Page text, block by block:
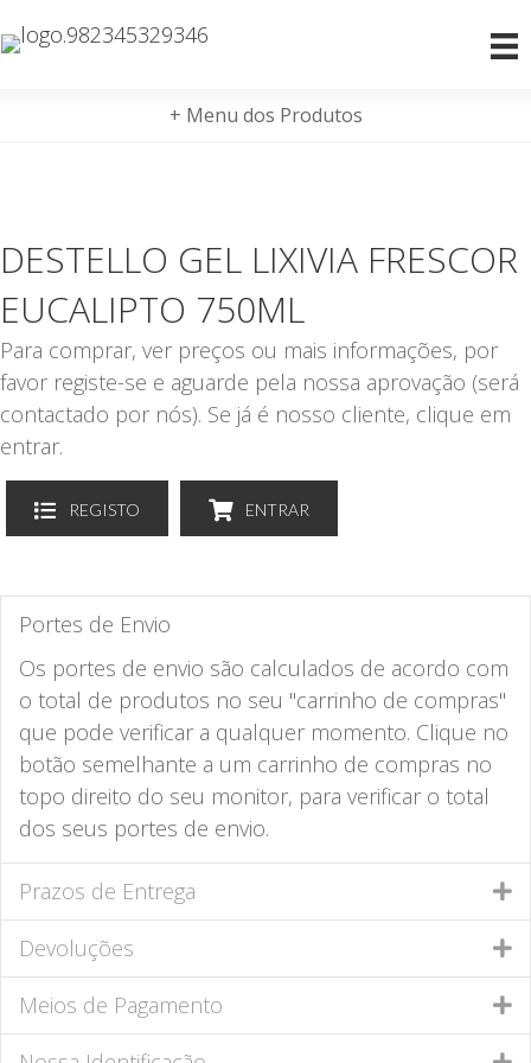
+ Menu dos Produtos
DESTELLO GEL LIXIVIA FRESCOR
EUCALIPTO 750ML
Para comprar, ver preços ou mais informações, por
favor registe-se e aguarde pela nossa aprovação (será
contactado por nós). Se já é nosso cliente, clique em
entrar.
REGISTO ENTRAR
Portes de Envio
Os portes de envio são calculados de acordo com
o total de produtos no seu "carrinho de compras"
que pode verificar a qualquer momento. Clique no
botão semelhante a um carrinho de compras no
topo direito do seu monitor, para verificar o total
dos seus portes de envio.
Prazos de Entrega
Devoluções
Meios de Pagamento